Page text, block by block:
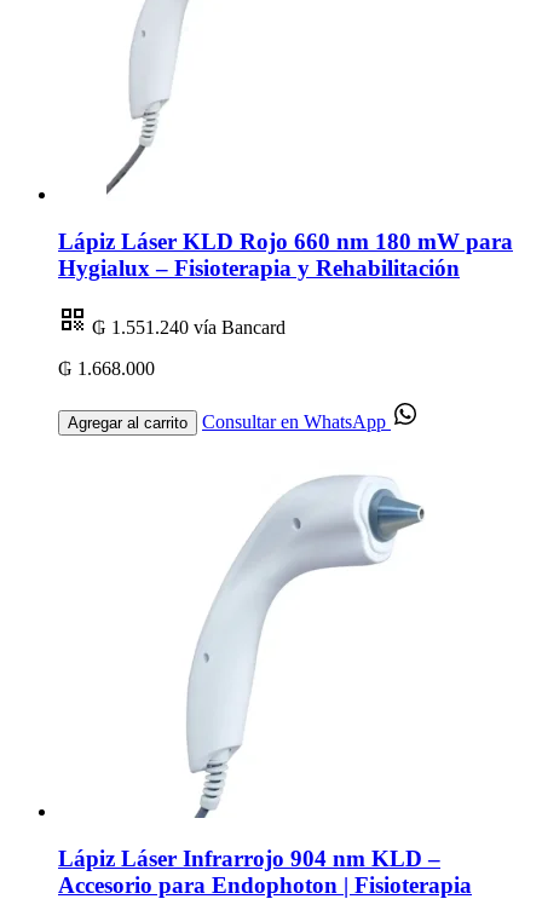
Lápiz Láser KLD Rojo 660 nm 180 mW para
Hygialux – Fisioterapia y Rehabilitación
₲ 1.551.240 vía Bancard
₲ 1.668.000
Agregar al carrito Consultar en WhatsApp
Lápiz Láser Infrarrojo 904 nm KLD –
Accesorio para Endophoton | Fisioterapia